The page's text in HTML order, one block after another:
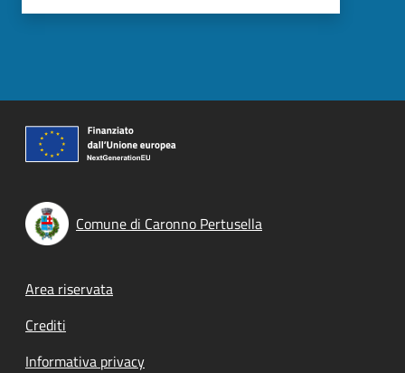
Comune di Caronno Pertusella
Footer menu
Area riservata
Crediti
Informativa privacy